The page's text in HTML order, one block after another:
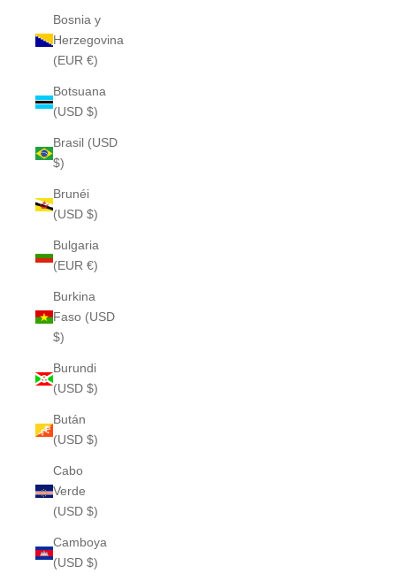
Bosnia y
Herzegovina
(EUR €)
Botsuana
(USD $)
Brasil (USD
$)
Brunéi
(USD $)
Bulgaria
(EUR €)
Burkina
Faso (USD
$)
Burundi
(USD $)
Bután
(USD $)
Cabo
Verde
(USD $)
Camboya
(USD $)